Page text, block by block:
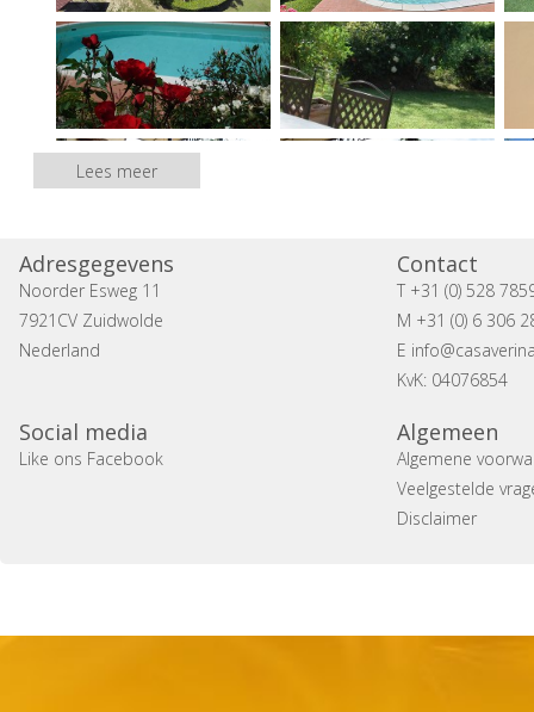
Lees meer
Adresgegevens
Noorder Esweg 11
7921CV Zuidwolde
Nederland
Contact
T +31 (0) 528
M +31 (0) 6 306
E
KvK: 04076854
Social media
Like ons Facebook
Algemeen
Algemene
Veelgestelde
Disclaimer